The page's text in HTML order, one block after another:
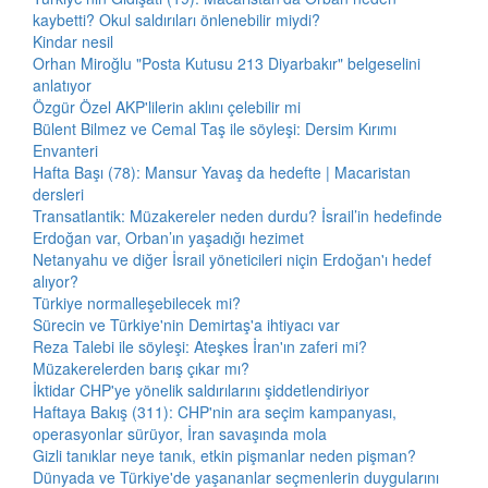
kaybetti? Okul saldırıları önlenebilir miydi?
Kindar nesil
Orhan Miroğlu "Posta Kutusu 213 Diyarbakır" belgeselini
anlatıyor
Özgür Özel AKP'lilerin aklını çelebilir mi
Bülent Bilmez ve Cemal Taş ile söyleşi: Dersim Kırımı
Envanteri
Hafta Başı (78): Mansur Yavaş da hedefte | Macaristan
dersleri
Transatlantik: Müzakereler neden durdu? İsrail’in hedefinde
Erdoğan var, Orban’ın yaşadığı hezimet
Netanyahu ve diğer İsrail yöneticileri niçin Erdoğan'ı hedef
alıyor?
Türkiye normalleşebilecek mi?
Sürecin ve Türkiye'nin Demirtaş'a ihtiyacı var
Reza Talebi ile söyleşi: Ateşkes İran'ın zaferi mi?
Müzakerelerden barış çıkar mı?
İktidar CHP'ye yönelik saldırılarını şiddetlendiriyor
Haftaya Bakış (311): CHP'nin ara seçim kampanyası,
operasyonlar sürüyor, İran savaşında mola
Gizli tanıklar neye tanık, etkin pişmanlar neden pişman?
Dünyada ve Türkiye'de yaşananlar seçmenlerin duygularını